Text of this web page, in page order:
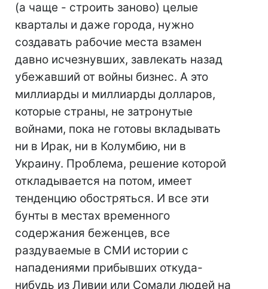
(а чаще - строить заново) целые
кварталы и даже города, нужно
создавать рабочие места взамен
давно исчезнувших, завлекать назад
убежавший от войны бизнес. А это
миллиарды и миллиарды долларов,
которые страны, не затронутые
войнами, пока не готовы вкладывать
ни в Ирак, ни в Колумбию, ни в
Украину. Проблема, решение которой
откладывается на потом, имеет
тенденцию обостряться. И все эти
бунты в местах временного
содержания беженцев, все
раздуваемые в СМИ истории с
нападениями прибывших откуда-
нибудь из Ливии или Сомали людей на